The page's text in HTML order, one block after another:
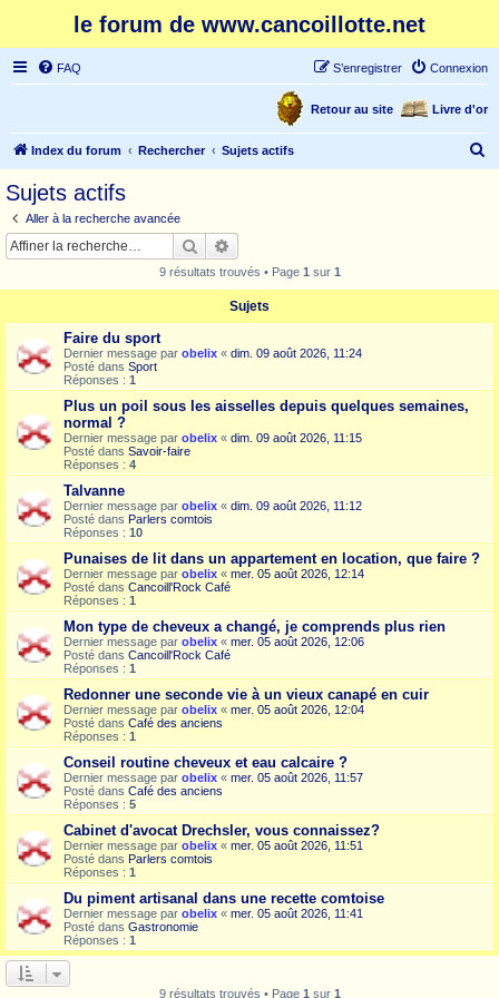
le forum de www.cancoillotte.net
FAQ Connexion
S’enregistrer
Livre d'or
Retour au site
Index du forum Rechercher Sujets actifs
r
Sujets actifs
Aller à la recherche avancée
Rechercher
9 résultats trouvés • Page 1 sur 1
Sujets
Faire du sport
Dernier message par obelix « dim. 09 août 2026, 11:24
Posté dans Sport
Réponses : 1
Plus un poil sous les aisselles depuis quelques semaines,
normal ?
Dernier message par obelix « dim. 09 août 2026, 11:15
Posté dans Savoir-faire
Réponses : 4
Talvanne
Dernier message par obelix « dim. 09 août 2026, 11:12
Posté dans Parlers comtois
Réponses : 10
Punaises de lit dans un appartement en location, que faire ?
Dernier message par obelix « mer. 05 août 2026, 12:14
Posté dans Cancoill'Rock Café
Réponses : 1
Mon type de cheveux a changé, je comprends plus rien
Dernier message par obelix « mer. 05 août 2026, 12:06
Posté dans Cancoill'Rock Café
Réponses : 1
Redonner une seconde vie à un vieux canapé en cuir
Dernier message par obelix « mer. 05 août 2026, 12:04
Posté dans Café des anciens
Réponses : 1
Conseil routine cheveux et eau calcaire ?
Dernier message par obelix « mer. 05 août 2026, 11:57
Posté dans Café des anciens
Réponses : 5
Cabinet d'avocat Drechsler, vous connaissez?
Dernier message par obelix « mer. 05 août 2026, 11:51
Posté dans Parlers comtois
Réponses : 1
Du piment artisanal dans une recette comtoise
Dernier message par obelix « mer. 05 août 2026, 11:41
Posté dans Gastronomie
Réponses : 1
9 résultats trouvés • Page 1 sur 1